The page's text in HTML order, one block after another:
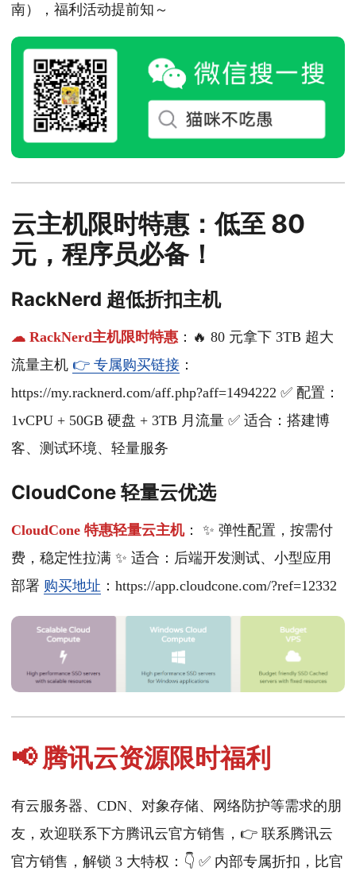
南），福利活动提前知～
云主机限时特惠：低至 80
元，程序员必备！
RackNerd 超低折扣主机
☁ RackNerd主机限时特惠 ：🔥 80 元拿下 3TB 超大
流量主机 👉 专属购买链接 ：
https://my.racknerd.com/aff.php?aff=1494222 ✅ 配置：
1vCPU + 50GB 硬盘 + 3TB 月流量 ✅ 适合：搭建博
客、测试环境、轻量服务
CloudCone 轻量云优选
CloudCone 特惠轻量云主机： ✨ 弹性配置，按需付
费，稳定性拉满 ✨ 适合：后端开发测试、小型应用
部署 购买地址 ：https://app.cloudcone.com/?ref=12332
📢 腾讯云资源限时福利
有云服务器、CDN、对象存储、网络防护等需求的朋
友，欢迎联系下方腾讯云官方销售，👉 联系腾讯云
官方销售，解锁 3 大特权：👇 ✅ 内部专属折扣，比官